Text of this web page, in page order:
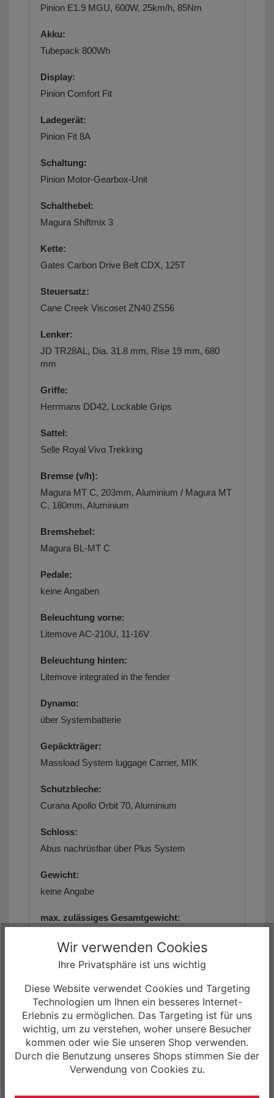
Pinion E1.9 MGU, 600W, 25km/h, 85Nm
Akku:
Tubepack 800Wh
Display:
Pinion Comfort Fit
Ladegerät:
Pinion Fit 8A
Schaltung:
Pinion Motor-Gearbox-Unit
Schalthebel:
Magura Shiftmix 3
Kette:
Gates Carbon Drive Belt CDX, 125T
Steuersatz:
Cane Creek Viscoset ZN40 ZS56
Lenker:
JD TR28AL, Dia. 31.8 mm, Rise 19 mm, 680
mm
Griffe:
Herrmans DD42, Lockable Grips
Sattel:
Selle Royal Vivo Trekking
Bremse (v/h):
Magura MT C, 203mm, Aluminium / Magura MT
C, 180mm, Aluminium
Bremshebel:
Magura BL-MT C
Pedale:
keine Angaben
Beleuchtung vorne:
Litemove AC-210U, 11-16V
Beleuchtung hinten:
Litemove integrated in the fender
Dynamo:
über Systembatterie
Gepäckträger:
Massload System luggage Carrier, MIK
Schutzbleche:
Curana Apollo Orbit 70, Aluminium
Schloss:
Abus nachrüstbar über Plus System
Gewicht:
keine Angabe
max. zulässiges Gesamtgewicht:
Geometriedaten:
Größe(n):
27.5" Wave S/43cm, M/49cm, L/55cm
Farbe(n):
Grey
Wir verwenden Cookies
Ihre Privatsphäre ist uns wichtig
Diese Website verwendet Cookies und Targeting
Technologien um Ihnen ein besseres Internet-
Erlebnis zu ermöglichen. Das Targeting ist für uns
wichtig, um zu verstehen, woher unsere Besucher
kommen oder wie Sie unseren Shop verwenden.
Durch die Benutzung unseres Shops stimmen Sie der
Verwendung von Cookies zu.